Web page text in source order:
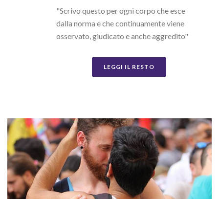
"Scrivo questo per ogni corpo che esce
dalla norma e che continuamente viene
osservato, giudicato e anche aggredito"
LEGGI IL RESTO